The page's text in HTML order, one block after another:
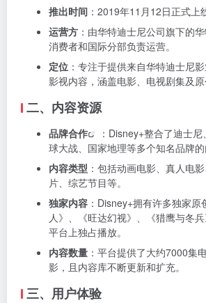
推出时间 ：2019年11月12日正式上
运营方 ：由华特迪士尼公司旗下的
消费者和国际分部负责运营。
定位 ：专注于提供来自华特迪士尼
影视内容，涵盖电影、电视剧集及原
二、内容资源
品牌合作
：Disney+整合了迪士
球大战、国家地理等多个知名品牌的
内容类型 ：包括动画电影、真人电
片、综艺节目等。
独家内容 ：Disney+拥有许多独家
人》、《旺达幻视》、《猎鹰与冬
平台上独占播放。
内容数量 ：平台提供了大约7000集
影，且内容库不断更新和扩充。
三、用户体验